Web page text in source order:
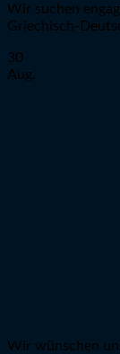
Wir suchen
Griechisch-
30
Aug.
Wir wünschen